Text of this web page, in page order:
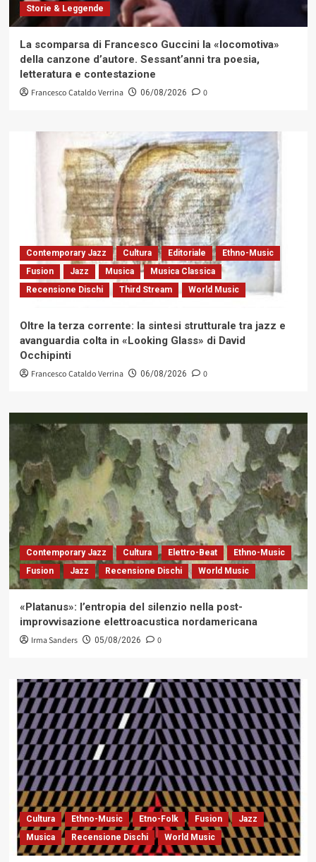
Storie & Leggende
La scomparsa di Francesco Guccini la «locomotiva»
della canzone d’autore. Sessant’anni tra poesia,
letteratura e contestazione
Francesco Cataldo Verrina 06/08/2026 0
Contemporary Jazz Cultura Editoriale
Ethno-Music
Fusion
Jazz Musica
Musica Classica
Recensione Dischi
Third Stream World Music
Oltre la terza corrente: la sintesi strutturale tra jazz e
avanguardia colta in «Looking Glass» di David
Occhipinti
Francesco Cataldo Verrina 06/08/2026 0
Contemporary Jazz Cultura Elettro-Beat
Ethno-Music
Fusion
Jazz Recensione Dischi World Music
«Platanus»: l’entropia del silenzio nella post-
improvvisazione elettroacustica nordamericana
Irma Sanders 05/08/2026 0
Cultura Ethno-Music Etno-Folk Fusion
Jazz
Musica
Recensione Dischi World Music